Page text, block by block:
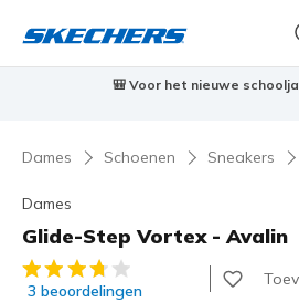
Skechers VIP:45 dagen retourrecht
Dames Schoenen Sneakers
Dames
Glide-Step Vortex - Avalin
5 van de 5 klantbeoordelingen
3 beoordelingen